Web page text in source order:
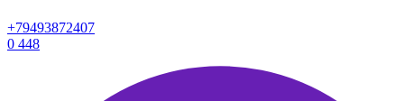
+79493872407
0 448